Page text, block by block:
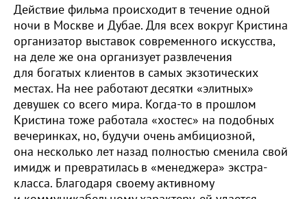
Действие фильма происходит в течение одной
ночи в Москве и Дубае. Для всех вокруг Кристина
организатор выставок современного искусства,
на деле же она организует развлечения
для богатых клиентов в самых экзотических
местах. На нее работают десятки «элитных»
девушек со всего мира. Когда-то в прошлом
Кристина тоже работала «хостес» на подобных
вечеринках, но, будучи очень амбициозной,
она несколько лет назад полностью сменила свой
имидж и превратилась в «менеджера» экстра-
класса. Благодаря своему активному